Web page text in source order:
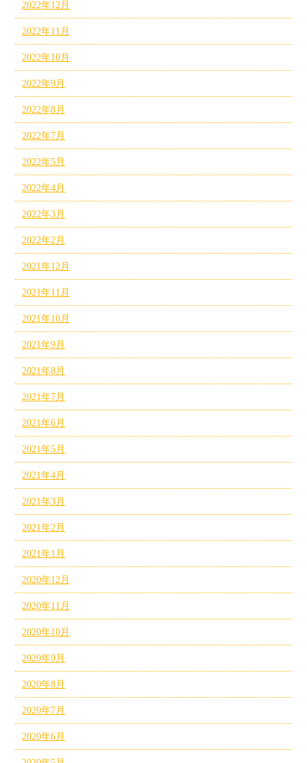
2022年12月
2022年11月
2022年10月
2022年9月
2022年8月
2022年7月
2022年5月
2022年4月
2022年3月
2022年2月
2021年12月
2021年11月
2021年10月
2021年9月
2021年8月
2021年7月
2021年6月
2021年5月
2021年4月
2021年3月
2021年2月
2021年1月
2020年12月
2020年11月
2020年10月
2020年9月
2020年8月
2020年7月
2020年6月